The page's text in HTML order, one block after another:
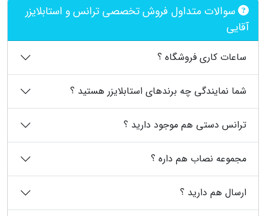
سوالات متداول فروش تخصصی ترانس و استابلایزر
آقایی
ساعات کاری فروشگاه ؟
شما نمایندگی چه برندهای استابلایزر هستید ؟
ترانس دستی هم موجود دارید ؟
مجموعه نصاب هم داره ؟
ارسال هم دارید ؟